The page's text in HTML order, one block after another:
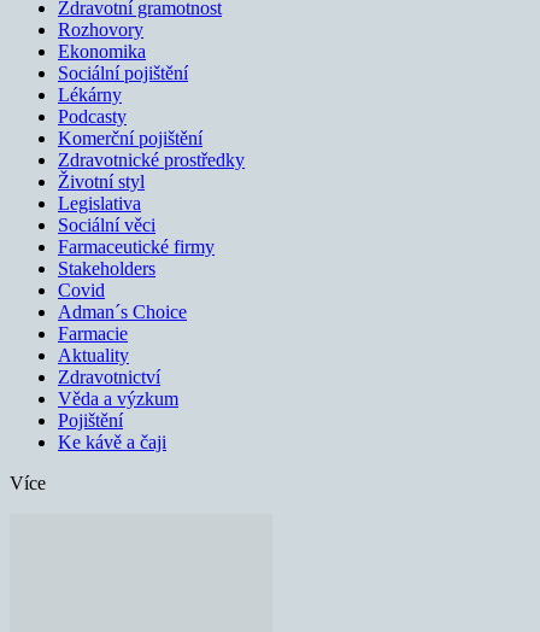
Zdravotní gramotnost
Rozhovory
Ekonomika
Sociální pojištění
Lékárny
Podcasty
Komerční pojištění
Zdravotnické prostředky
Životní styl
Legislativa
Sociální věci
Farmaceutické firmy
Stakeholders
Covid
Adman´s Choice
Farmacie
Aktuality
Zdravotnictví
Věda a výzkum
Pojištění
Ke kávě a čaji
Více